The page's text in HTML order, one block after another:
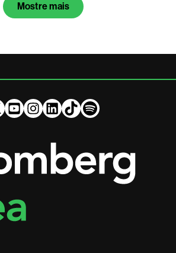
Mostre mais